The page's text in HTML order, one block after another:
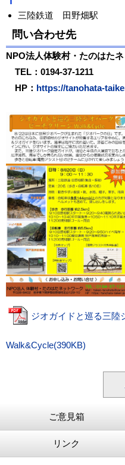
三陸鉄道 田野畑駅
問い合わせ先
NPO法人体験村・たのはた
TEL：0194-37-1211
HP： https://tanohata-
ジオガイドと巡る三陸
Walk&Cycle(390KB)
ご意見箱
リンク